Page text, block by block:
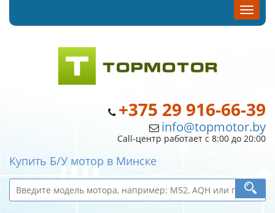
+375 29 916-66-39
info@topmotor.by
Call-центр работает с 8:00 до 20:00
Купить Б/У мотор в Минске